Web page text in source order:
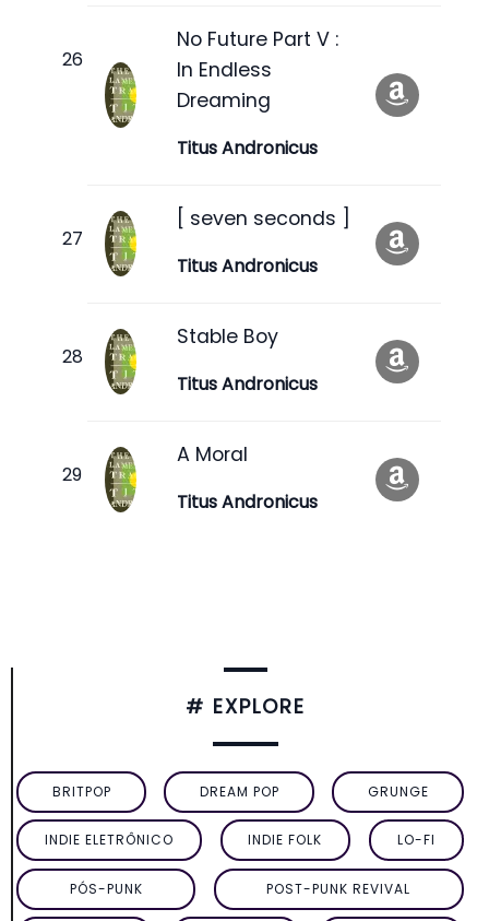
No Future Part V :
In Endless
Dreaming
Titus Andronicus
[ seven seconds ]
Titus Andronicus
Stable Boy
Titus Andronicus
A Moral
Titus Andronicus
# EXPLORE
BRITPOP DREAM POP GRUNGE
INDIE ELETRÔNICO INDIE FOLK LO-FI
PÓS-PUNK POST-PUNK REVIVAL